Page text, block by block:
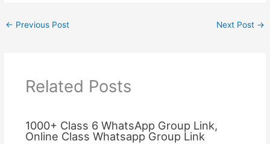
← Previous Post Next Post →
Related Posts
1000+ Class 6 WhatsApp Group Link,
Online Class Whatsapp Group Link